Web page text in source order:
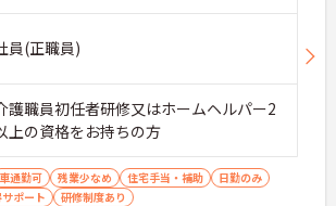
員(正職員)
職員初任者研修又はホームヘルパー2
上の資格をお持ちの方
車通勤可 残業少なめ 住宅手当・補助
日勤のみ
ポート
研修制度あり